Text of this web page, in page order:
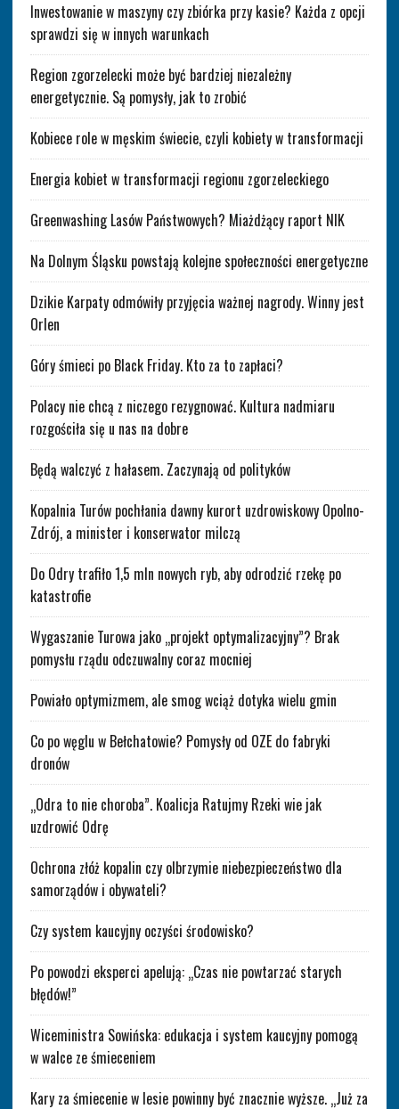
Inwestowanie w maszyny czy zbiórka przy kasie? Każda z opcji
sprawdzi się w innych warunkach
Region zgorzelecki może być bardziej niezależny
energetycznie. Są pomysły, jak to zrobić
Kobiece role w męskim świecie, czyli kobiety w transformacji
Energia kobiet w transformacji regionu zgorzeleckiego
Greenwashing Lasów Państwowych? Miażdżący raport NIK
Na Dolnym Śląsku powstają kolejne społeczności energetyczne
Dzikie Karpaty odmówiły przyjęcia ważnej nagrody. Winny jest
Orlen
Góry śmieci po Black Friday. Kto za to zapłaci?
Polacy nie chcą z niczego rezygnować. Kultura nadmiaru
rozgościła się u nas na dobre
Będą walczyć z hałasem. Zaczynają od polityków
Kopalnia Turów pochłania dawny kurort uzdrowiskowy Opolno-
Zdrój, a minister i konserwator milczą
Do Odry trafiło 1,5 mln nowych ryb, aby odrodzić rzekę po
katastrofie
Wygaszanie Turowa jako „projekt optymalizacyjny”? Brak
pomysłu rządu odczuwalny coraz mocniej
Powiało optymizmem, ale smog wciąż dotyka wielu gmin
Co po węglu w Bełchatowie? Pomysły od OZE do fabryki
dronów
„Odra to nie choroba”. Koalicja Ratujmy Rzeki wie jak
uzdrowić Odrę
Ochrona złóż kopalin czy olbrzymie niebezpieczeństwo dla
samorządów i obywateli?
Czy system kaucyjny oczyści środowisko?
Po powodzi eksperci apelują: „Czas nie powtarzać starych
błędów!”
Wiceministra Sowińska: edukacja i system kaucyjny pomogą
w walce ze śmieceniem
Kary za śmiecenie w lesie powinny być znacznie wyższe. „Już za